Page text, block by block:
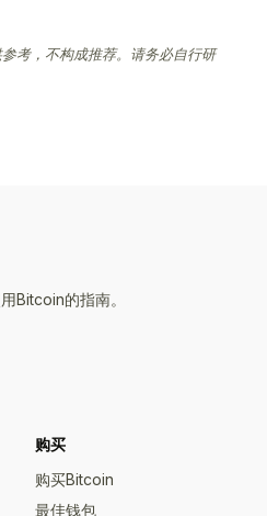
考，不构成推荐。请务必自行研
Bitcoin的指南。
购买
购买Bitcoin
最佳钱包